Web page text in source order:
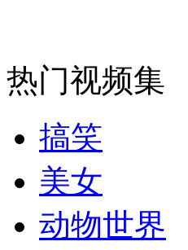
热门视频集
搞笑
美女
动物世界